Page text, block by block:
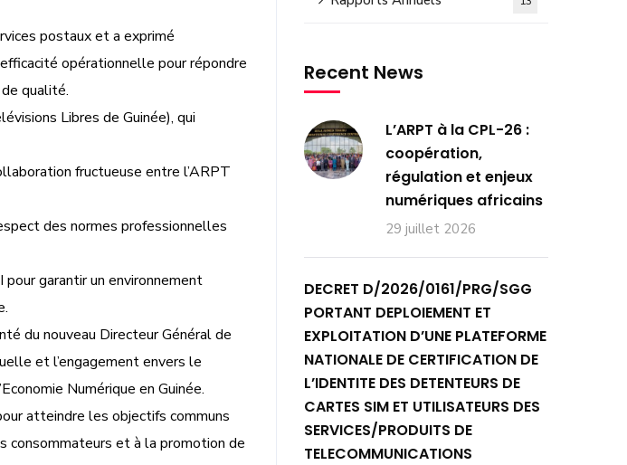
postaux et a exprimé
opérationnelle pour répondre
qualité.
Libres de Guinée), qui
fructueuse entre l’ARPT
des normes professionnelles
garantir un environnement
du nouveau Directeur Général de
et l’engagement envers le
Numérique en Guinée.
atteindre les objectifs communs
et à la promotion de
Recent News
L’ARPT à la CPL-26 :
coopération,
régulation et enjeux
numériques africains
29 juillet 2026
DECRET D/2026/0161/PRG/SGG
PORTANT DEPLOIEMENT ET
EXPLOITATION D’UNE PLATEFORME
NATIONALE DE CERTIFICATION DE
L’IDENTITE DES DETENTEURS DE
CARTES SIM ET UTILISATEURS DES
SERVICES/PRODUITS DE
TELECOMMUNICATIONS